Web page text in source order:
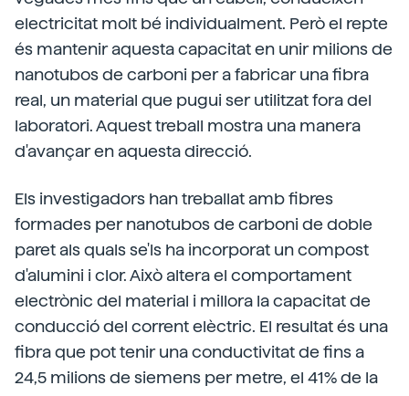
electricitat molt bé individualment. Però el repte
és mantenir aquesta capacitat en unir milions de
nanotubos de carboni per a fabricar una fibra
real, un material que pugui ser utilitzat fora del
laboratori. Aquest treball mostra una manera
d'avançar en aquesta direcció.
Els investigadors han treballat amb fibres
formades per nanotubos de carboni de doble
paret als quals se'ls ha incorporat un compost
d'alumini i clor. Això altera el comportament
electrònic del material i millora la capacitat de
conducció del corrent elèctric. El resultat és una
fibra que pot tenir una conductivitat de fins a
24,5 milions de siemens per metre, el 41% de la